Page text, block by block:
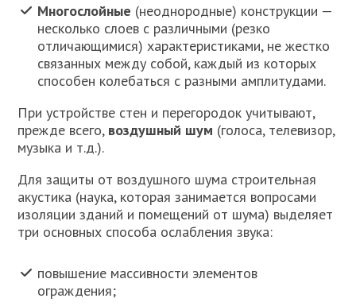
Многослойные (неоднородные) конструкции —
несколько слоев с различными (резко
отличающимися) характеристиками, не жестко
связанных между собой, каждый из которых
способен колебаться с разными амплитудами.
При устройстве стен и перегородок учитывают,
прежде всего, воздушный шум (голоса, телевизор,
музыка и т.д.).
Для защиты от воздушного шума строительная
акустика (наука, которая занимается вопросами
изоляции зданий и помещений от шума) выделяет
три основных способа ослабления звука:
повышение массивности элементов
ограждения;